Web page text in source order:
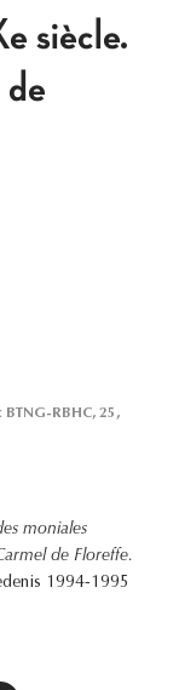
siècle.
BTNG-RBHC, 25,
moniales
de Floreffe.
1994-1995